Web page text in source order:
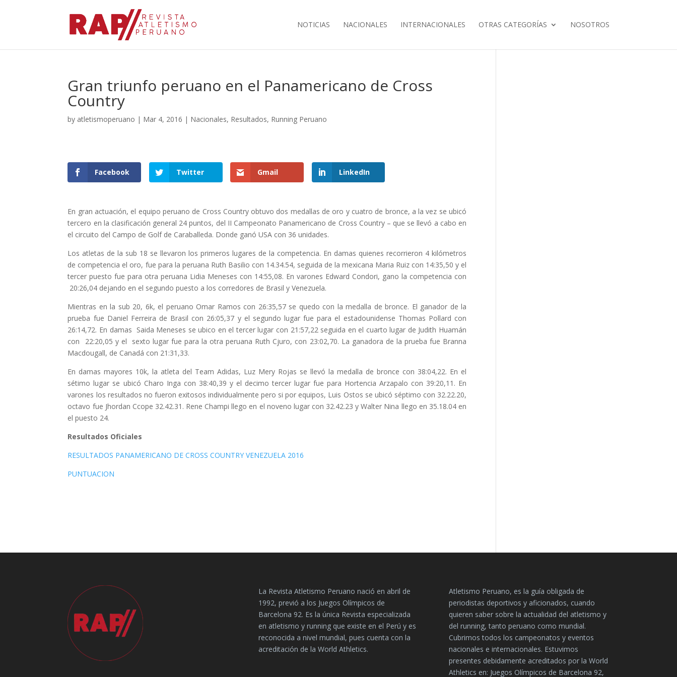
NOTICIAS NACIONALES INTERNACIONALES OTRAS CATEGORÍAS NOSOTROS
Gran triunfo peruano en el Panamericano de Cross
Country
by atletismoperuano | Mar 4, 2016 | Nacionales, Resultados, Running Peruano
Facebook Twitter Gmail LinkedIn
En gran actuación, el equipo peruano de Cross Country obtuvo dos medallas de oro y cuatro de bronce, a la vez se ubicó
tercero en la clasificación general 24 puntos, del II Campeonato Panamericano de Cross Country – que se llevó a cabo en
el circuito del Campo de Golf de Caraballeda. Donde ganó USA con 36 unidades.
Los atletas de la sub 18 se llevaron los primeros lugares de la competencia. En damas quienes recorrieron 4 kilómetros
de competencia el oro, fue para la peruana Ruth Basilio con 14.34.54, seguida de la mexicana Maria Ruiz con 14:35,50 y el
tercer puesto fue para otra peruana Lidia Meneses con 14:55,08. En varones Edward Condori, gano la competencia con
20:26,04 dejando en el segundo puesto a los corredores de Brasil y Venezuela.
Mientras en la sub 20, 6k, el peruano Omar Ramos con 26:35,57 se quedo con la medalla de bronce. El ganador de la
prueba fue Daniel Ferreira de Brasil con 26:05,37 y el segundo lugar fue para el estadounidense Thomas Pollard con
26:14,72. En damas Saida Meneses se ubico en el tercer lugar con 21:57,22 seguida en el cuarto lugar de Judith Huamán
con 22:20,05 y el sexto lugar fue para la otra peruana Ruth Cjuro, con 23:02,70. La ganadora de la prueba fue Branna
Macdougall, de Canadá con 21:31,33.
En damas mayores 10k, la atleta del Team Adidas, Luz Mery Rojas se llevó la medalla de bronce con 38:04,22. En el
sétimo lugar se ubicó Charo Inga con 38:40,39 y el decimo tercer lugar fue para Hortencia Arzapalo con 39:20,11. En
varones los resultados no fueron exitosos individualmente pero si por equipos, Luis Ostos se ubicó séptimo con 32.22.20,
octavo fue Jhordan Ccope 32.42.31. Rene Champi llego en el noveno lugar con 32.42.23 y Walter Nina llego en 35.18.04 en
el puesto 24.
Resultados Oficiales
RESULTADOS PANAMERICANO DE CROSS COUNTRY VENEZUELA 2016
PUNTUACION
La Revista Atletismo Peruano nació en abril de
1992, previó a los Juegos Olímpicos de
Barcelona 92. Es la única Revista especializada
en atletismo y running que existe en el Perú y es
reconocida a nivel mundial, pues cuenta con la
acreditación de la World Athletics.
Atletismo Peruano, es la guía obligada de
periodistas deportivos y aficionados, cuando
quieren saber sobre la actualidad del atletismo y
del running, tanto peruano como mundial.
Cubrimos todos los campeonatos y eventos
nacionales e internacionales. Estuvimos
presentes debidamente acreditados por la World
Athletics en: Juegos Olímpicos de Barcelona 92,